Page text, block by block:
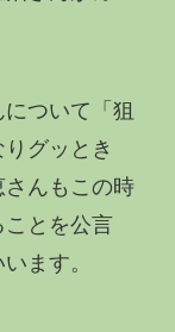
ついて「狙
グッとき
んもこの時
ことを公言
ます。